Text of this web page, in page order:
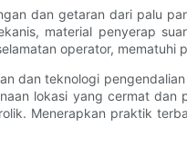
dan getaran dari palu
material penyerap
operator, mematuhi
dan teknologi
lokasi yang cermat
Menerapkan praktik